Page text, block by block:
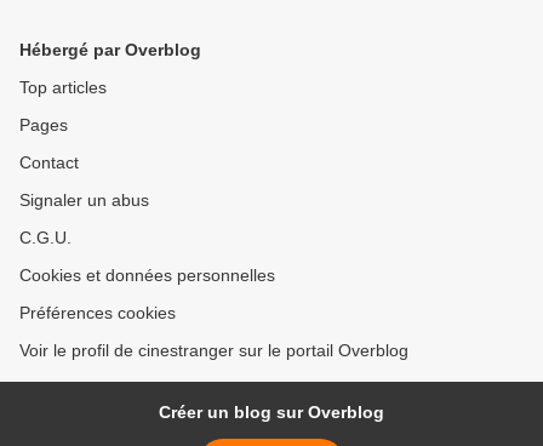
Hébergé par Overblog
Top articles
Pages
Contact
Signaler un abus
C.G.U.
Cookies et données personnelles
Préférences cookies
Voir le profil de cinestranger sur le portail Overblog
Créer un blog sur Overblog